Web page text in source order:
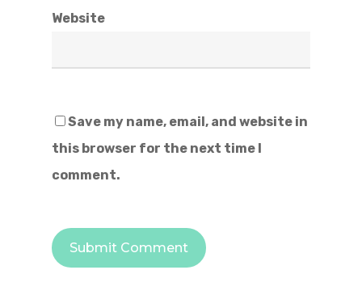
Website
Save my name, email, and website in
this browser for the next time I
comment.